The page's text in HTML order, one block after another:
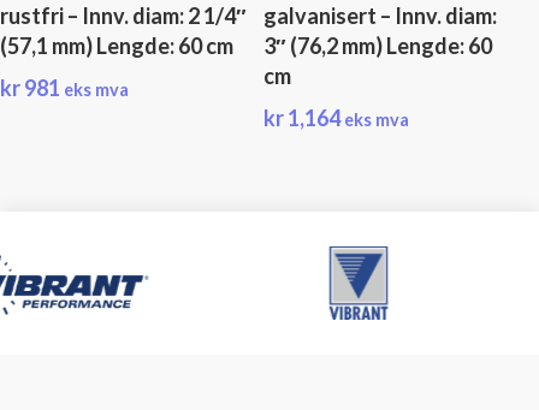
rustfri – Innv. diam: 2 1/4″
(57,1 mm) Lengde: 60 cm
kr981 eks mva
galvanisert – Innv. diam:
3″ (76,2 mm) Lengde: 60
cm
kr1,164 eks mva